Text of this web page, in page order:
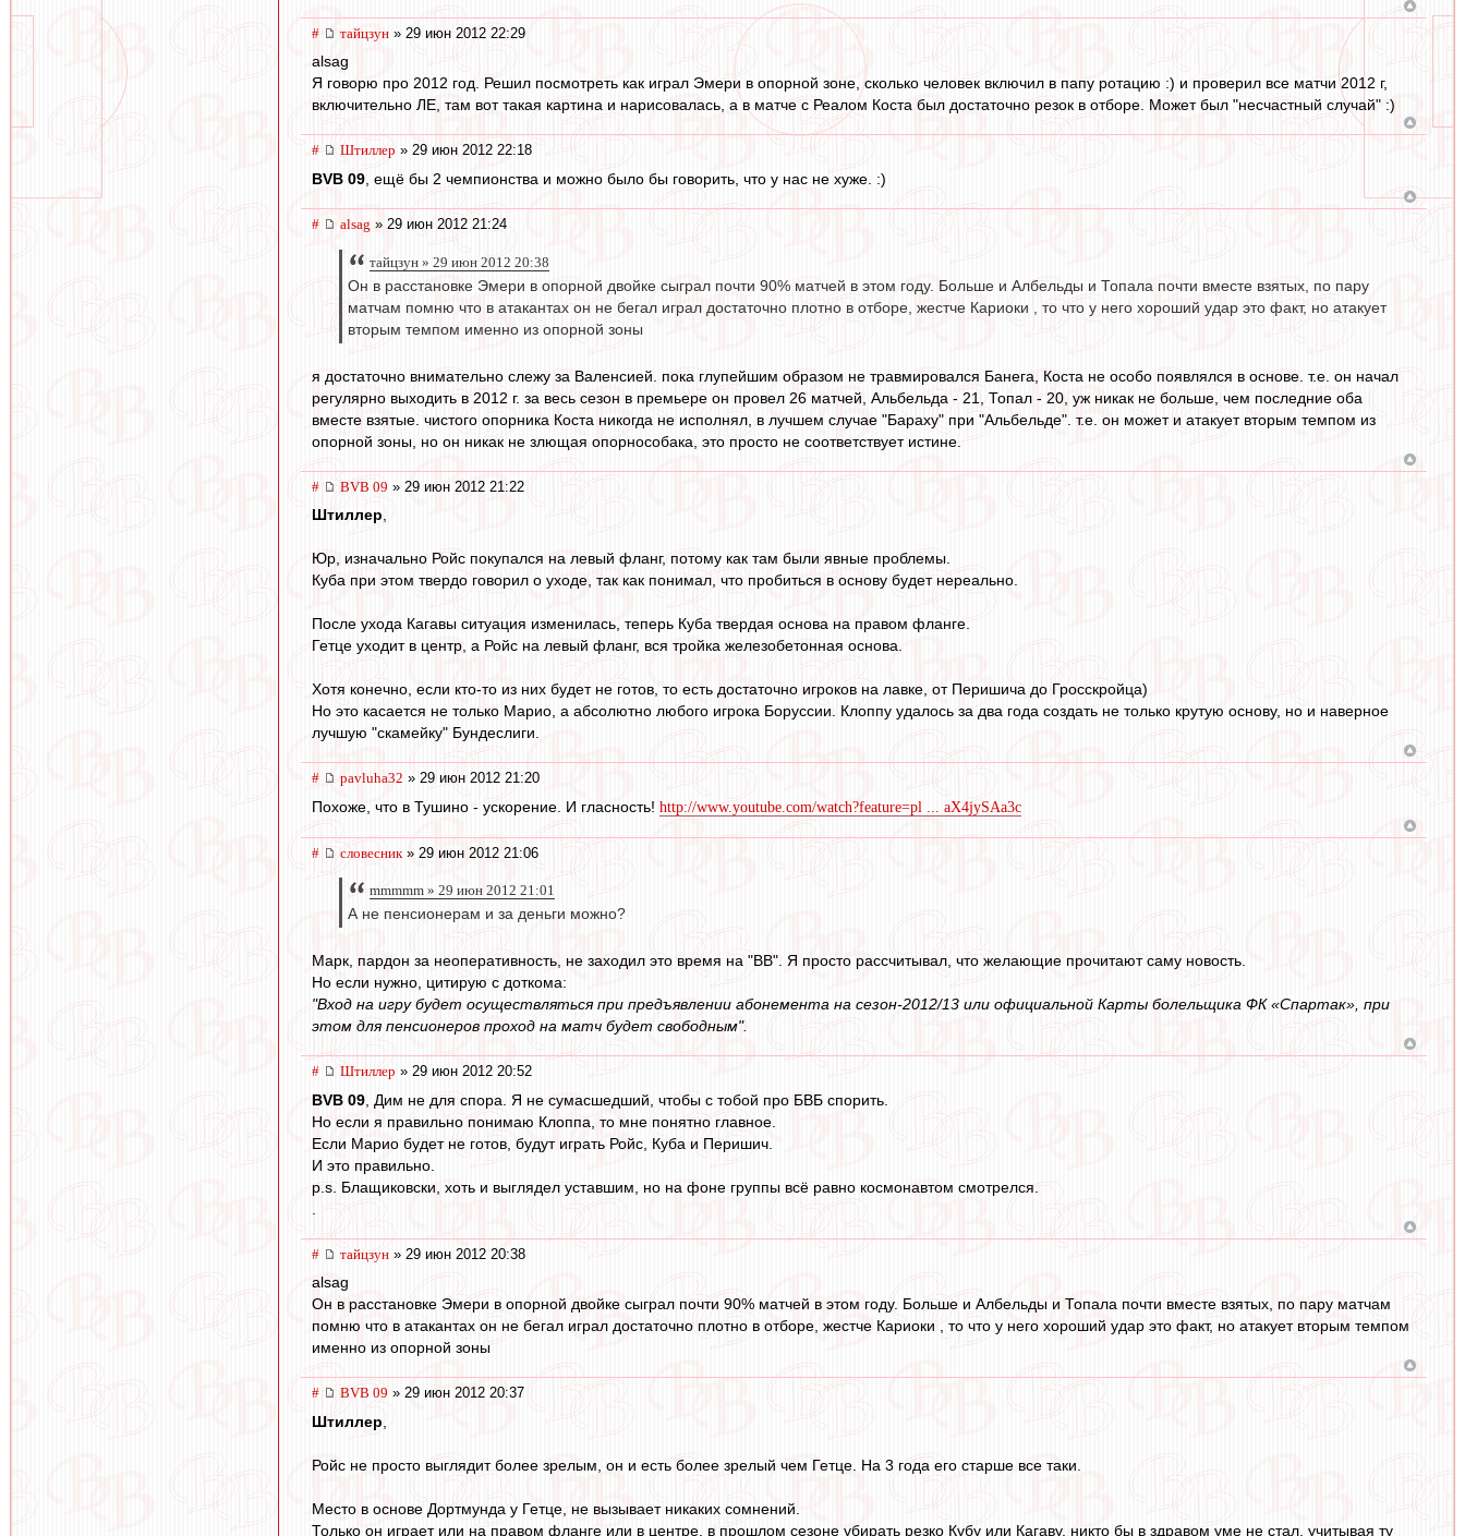
# тайцзун » 29 июн 2012 22:29
alsag
Я говорю про 2012 год. Решил посмотреть как играл Эмери в опорной зоне, сколько человек включил в папу ротацию :) и проверил все матчи 2012 г,
включительно ЛЕ, там вот такая картина и нарисовалась, а в матче с Реалом Коста был достаточно резок в отборе. Может был "несчастный случай" :)
# Штиллер » 29 июн 2012 22:18
BVB 09 , ещё бы 2 чемпионства и можно было бы говорить, что у нас не хуже. :)
# alsag » 29 июн 2012 21:24
тайцзун » 29 июн 2012 20:38
Он в расстановке Эмери в опорной двойке сыграл почти 90% матчей в этом году. Больше и Албельды и Топала почти вместе взятых, по пару
матчам помню что в атакантах он не бегал играл достаточно плотно в отборе, жестче Кариоки , то что у него хороший удар это факт, но атакует
вторым темпом именно из опорной зоны
я достаточно внимательно слежу за Валенсией. пока глупейшим образом не травмировался Банега, Коста не особо появлялся в основе. т.е. он начал
регулярно выходить в 2012 г. за весь сезон в премьере он провел 26 матчей, Альбельда - 21, Топал - 20, уж никак не больше, чем последние оба
вместе взятые. чистого опорника Коста никогда не исполнял, в лучшем случае "Бараху" при "Альбельде". т.е. он может и атакует вторым темпом из
опорной зоны, но он никак не злющая опорнособака, это просто не соответствует истине.
# BVB 09 » 29 июн 2012 21:22
Штиллер
Юр, изначально Ройс покупался на левый фланг, потому как там были явные проблемы.
Куба при этом твердо говорил о уходе, так как понимал, что пробиться в основу будет нереально.
После ухода Кагавы ситуация изменилась, теперь Куба твердая основа на правом фланге.
Гетце уходит в центр, а Ройс на левый фланг, вся тройка железобетонная основа.
Хотя конечно, если кто-то из них будет не готов, то есть достаточно игроков на лавке, от Перишича до Гросскройца)
Но это касается не только Марио, а абсолютно любого игрока Боруссии. Клоппу удалось за два года создать не только крутую основу, но и наверное
лучшую "скамейку" Бундеслиги.
# pavluha32 » 29 июн 2012 21:20
Похоже, что в Тушино - ускорение. И гласность! http://www.youtube.com/watch?feature=pl ... aX4jySAa3c
# словесник » 29 июн 2012 21:06
mmmmm » 29 июн 2012 21:01
А не пенсионерам и за деньги можно?
Марк, пардон за неоперативность, не заходил это время на "ВВ". Я просто рассчитывал, что желающие прочитают саму новость.
Но если нужно, цитирую с доткома:
"Вход на игру будет осуществляться при предъявлении абонемента на сезон-2012/13 или официальной Карты болельщика ФК «Спартак», при
этом для пенсионеров проход на матч будет свободным".
# Штиллер » 29 июн 2012 20:52
BVB 09 , Дим не для спора. Я не сумасшедший, чтобы с тобой про БВБ спорить.
Но если я правильно понимаю Клоппа, то мне понятно главное.
Если Марио будет не готов, будут играть Ройс, Куба и Перишич.
И это правильно.
p.s. Блащиковски, хоть и выглядел уставшим, но на фоне группы всё равно космонавтом смотрелся.
# тайцзун » 29 июн 2012 20:38
alsag
Он в расстановке Эмери в опорной двойке сыграл почти 90% матчей в этом году. Больше и Албельды и Топала почти вместе взятых, по пару матчам
помню что в атакантах он не бегал играл достаточно плотно в отборе, жестче Кариоки , то что у него хороший удар это факт, но атакует вторым темпом
именно из опорной зоны
# BVB 09 » 29 июн 2012 20:37
Штиллер
Ройс не просто выглядит более зрелым, он и есть более зрелый чем Гетце. На 3 года его старше все таки.
Место в основе Дортмунда у Гетце, не вызывает никаких сомнений.
Только он играет или на правом фланге или в центре, в прошлом сезоне убирать резко Кубу или Кагаву, никто бы в здравом уме не стал, учитывая ту